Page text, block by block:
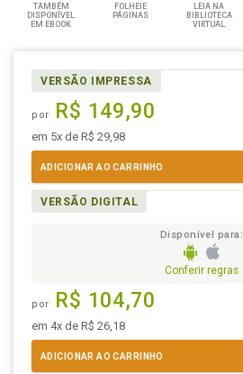
TAMBÉM
DISPONÍVEL
EM EBOOK
FOLHEIE
PÁGINAS
LEIA NA
BIBLIOTECA
VIRTUAL
VERSÃO IMPRESSA
por R$ 149,90
em 5x de R$ 29,98
ADICIONAR AO CARRINHO
VERSÃO DIGITAL
Disponível para:
Conferir regras
por R$ 104,70
em 4x de R$ 26,18
ADICIONAR AO CARRINHO